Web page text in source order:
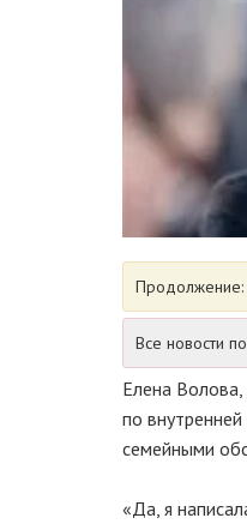
Продолжение:
Все новости
Елена Волова,
по
семейными
«Да, я